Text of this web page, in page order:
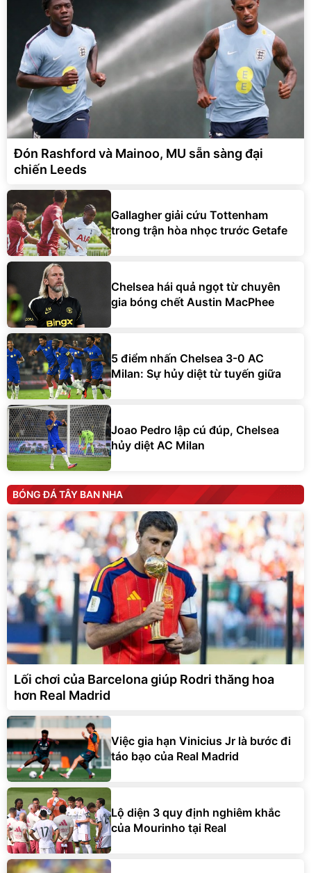
Đón Rashford và Mainoo, MU sẵn sàng đại
chiến Leeds
Gallagher giải cứu Tottenham
trong trận hòa nhọc trước Getafe
Chelsea hái quả ngọt từ chuyên
gia bóng chết Austin MacPhee
5 điểm nhấn Chelsea 3-0 AC
Milan: Sự hủy diệt từ tuyến giữa
Joao Pedro lập cú đúp, Chelsea
hủy diệt AC Milan
BÓNG ĐÁ TÂY BAN NHA
Lối chơi của Barcelona giúp Rodri thăng hoa
hơn Real Madrid
Việc gia hạn Vinicius Jr là bước đi
táo bạo của Real Madrid
Lộ diện 3 quy định nghiêm khắc
của Mourinho tại Real